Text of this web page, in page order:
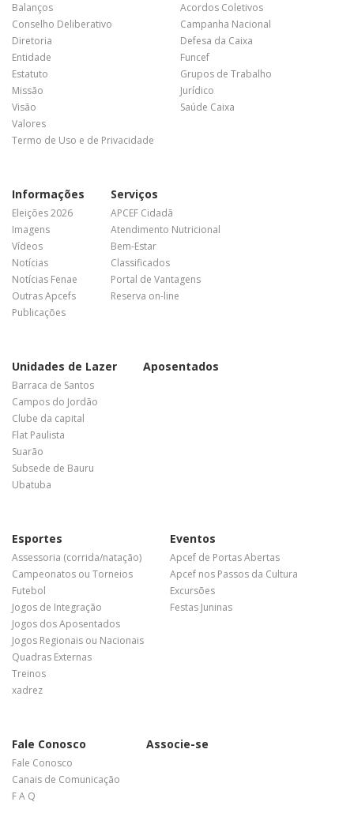
Balanços
Conselho Deliberativo
Diretoria
Entidade
Estatuto
Missão
Visão
Valores
Termo de Uso e de Privacidade
Acordos Coletivos
Campanha Nacional
Defesa da Caixa
Funcef
Grupos de Trabalho
Jurídico
Saúde Caixa
Informações
Eleições 2026
Imagens
Vídeos
Notícias
Notícias Fenae
Outras Apcefs
Publicações
Serviços
APCEF Cidadã
Atendimento Nutricional
Bem-Estar
Classificados
Portal de Vantagens
Reserva on-line
Unidades de Lazer
Barraca de Santos
Campos do Jordão
Clube da capital
Flat Paulista
Suarão
Subsede de Bauru
Ubatuba
Aposentados
Esportes
Assessoria (corrida/natação)
Campeonatos ou Torneios
Futebol
Jogos de Integração
Jogos dos Aposentados
Jogos Regionais ou Nacionais
Quadras Externas
Treinos
xadrez
Eventos
Apcef de Portas Abertas
Apcef nos Passos da Cultura
Excursões
Festas Juninas
Fale Conosco
Fale Conosco
Canais de Comunicação
F A Q
Associe-se